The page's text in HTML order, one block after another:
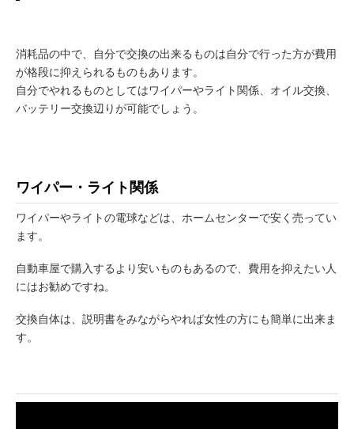
消耗品の中で、自分で交換の出来るものは自分で行った方が費用
が格段に抑えられるものもあります。
自分でやれるものとしてはワイパーやライト関係、オイル交換、
バッテリー交換辺りが可能でしょう。
ワイパー・ライト関係
ワイパーやライトの電球などは、ホームセンターで安く売ってい
ます。
自動車屋で購入するより安いものもあるので、費用を抑えたい人
にはお勧めですね。
交換自体は、説明書をみながらやれば女性の方にも簡単に出来ま
す。